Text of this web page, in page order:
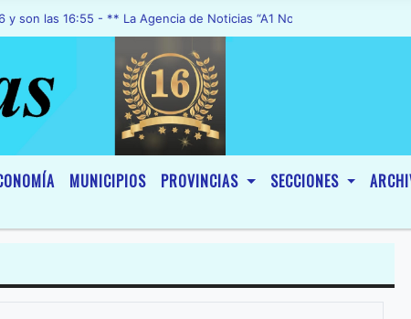
- ** La Agencia de Noticias “A1 Noticias”, fue declarada de
MUNICIPIOS PROVINCIAS SECCIONES